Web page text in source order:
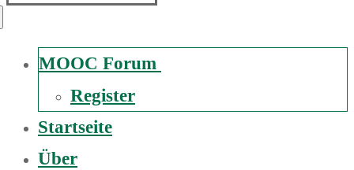
MOOC Forum
Register
Startseite
Über